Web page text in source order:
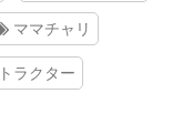
ママチャリ
トラクター